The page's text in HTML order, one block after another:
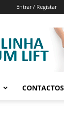
Entrar / Registar
CONTACTOS